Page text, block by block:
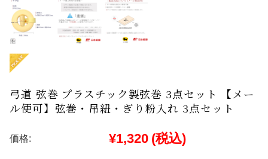
弓道 弦巻 プラスチック製弦巻 3点セット 【メー
ル便可】弦巻・吊紐・ぎり粉入れ 3点セット
価格: ¥1,320 (税込)